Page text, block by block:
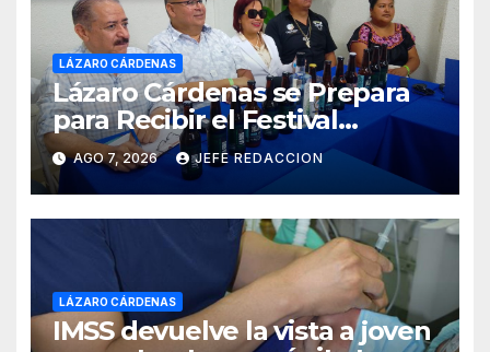
LÁZARO CÁRDENAS
Lázaro Cárdenas se Prepara
para Recibir el Festival
Internacional de la Cerveza
Costa de Michoacán 2026
AGO 7, 2026 JEFE REDACCION
LÁZARO CÁRDENAS
IMSS devuelve la vista a joven